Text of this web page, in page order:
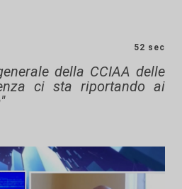
52 sec
della CCIAA delle
ci sta riportando ai